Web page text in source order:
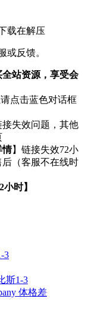
载在解压
或反馈。
全站资源，享受会
点击蓝色对话框
失效问题，其他
情】链接失效72小
（客服不在线时
时】
3
斯1-3
体格差